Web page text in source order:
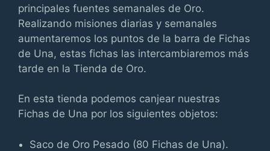
principales fuentes semanales de Oro.
Realizando misiones diarias y semanales
aumentaremos los puntos de la barra de Fichas
de Una, estas fichas las intercambiaremos más
tarde en la Tienda de Oro.
En esta tienda podemos canjear nuestras
Fichas de Una por los siguientes objetos:
Saco de Oro Pesado (80 Fichas de Una).